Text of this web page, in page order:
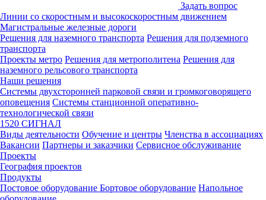
Задать вопрос
Линии со скоростным и высокоскоростным движением
Магистральные железные дороги
Решения для наземного транспорта Решения для подземного
транспорта
Проекты метро Решения для метрополитена Решения для
наземного рельсового транспорта
Наши решения
Системы двухсторонней парковой связи и громкоговорящего
оповещения Системы станционной оперативно-
технологической связи
1520 СИГНАЛ
Виды деятельности Обучение и центры Членства в ассоциациях
Вакансии Партнеры и заказчики Сервисное обслуживание
Проекты
География проектов
Продукты
Постовое оборудование Бортовое оборудование Напольное